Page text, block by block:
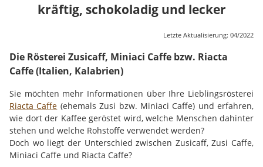
kräftig, schokoladig und lecker
Letzte Aktualisierung: 04/2022
Die Rösterei Zusicaff, Miniaci Caffe bzw. Riacta
Caffe (Italien, Kalabrien)
Sie möchten mehr Informationen über Ihre Lieblingsrösterei
Riacta Caffe (ehemals Zusi bzw. Miniaci Caffe) und erfahren,
wie dort der Kaffee geröstet wird, welche Menschen dahinter
stehen und welche Rohstoffe verwendet werden?
Doch wo liegt der Unterschied zwischen Zusicaff, Zusi Caffe,
Miniaci Caffe und Riacta Caffe?